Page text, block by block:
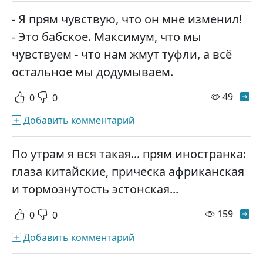
- Я прям чувствую, что он мне изменил!
- Это бабское. Максимум, что мы
чувствуем - что нам жмут туфли, а всё
остальное мы додумываем.
0 0 49
Добавить комментарий
По утрам я вся такая... прям иностранка:
глаза китайские, прическа африканская
и тормознутость эстонская...
0 0 159
Добавить комментарий